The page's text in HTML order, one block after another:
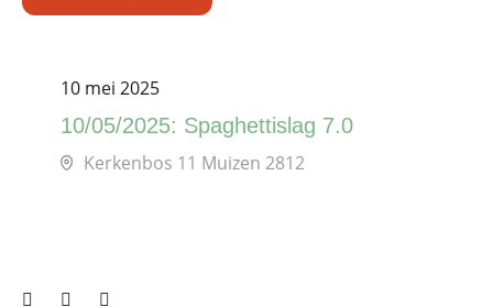
10 mei 2025
10/05/2025: Spaghettislag 7.0
Kerkenbos 11 Muizen 2812